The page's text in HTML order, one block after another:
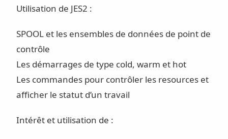
Utilisation de JES2 :
SPOOL et les ensembles de données de point de
contrôle
Les démarrages de type cold, warm et hot
Les commandes pour contrôler les resources et
afficher le statut d’un travail
Intérêt et utilisation de :